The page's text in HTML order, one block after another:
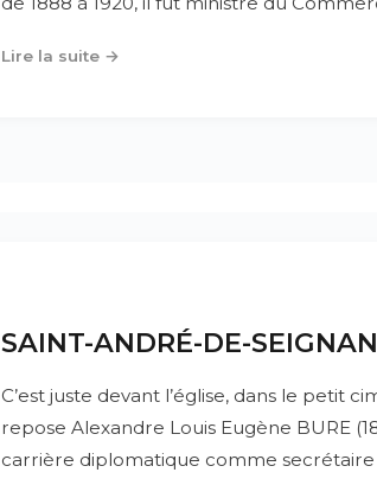
Lire la suite →
SAINT-ANDRÉ-DE-
C’est juste devant l’église, dans le petit
repose Alexandre Louis Eugène BURE
carrière diplomatique comme secrétaire